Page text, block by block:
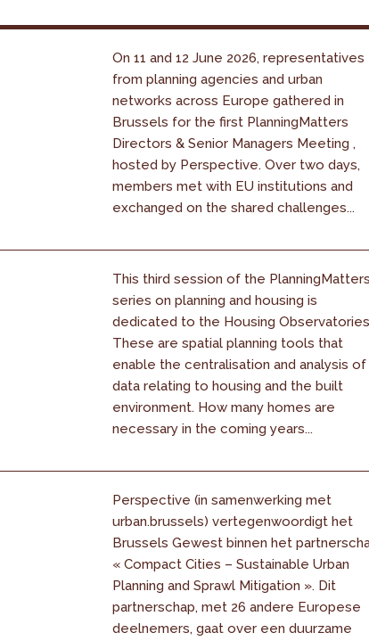
On 11 and 12 June 2026, representatives
from planning agencies and urban
networks across Europe gathered in
Brussels for the first PlanningMatters
Directors & Senior Managers Meeting ,
hosted by Perspective. Over two days,
members met with EU institutions and
exchanged on the shared challenges...
This third session of the
series on planning and housing is
dedicated to the Housing
These are spatial planning tools that
enable the centralisation and analysis of
data relating to housing and the built
environment. How many homes are
necessary in the coming years...
Perspective (in samenwerking met
urban.brussels) vertegenwoordigt het
Brussels Gewest binnen het
« Compact Cities – Sustainable Urban
Planning and Sprawl Mitigation ». Dit
partnerschap, met 26 andere Europese
deelnemers, gaat over een duurzame